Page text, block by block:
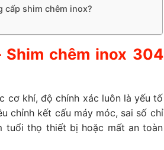
cấp shim chêm inox?
chêm inox 304
cơ khí, độ chính xác luôn là yếu tố
chỉnh kết cấu máy móc, sai số chỉ
tuổi thọ thiết bị hoặc mất an toàn